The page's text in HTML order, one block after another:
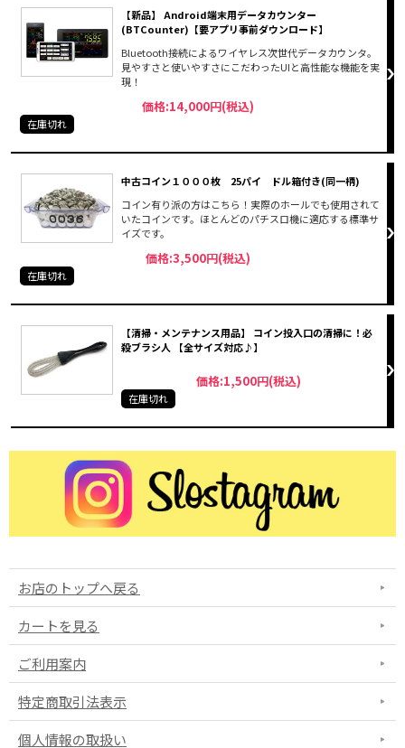
【新品】 Android端末用データカウンター
(BTCounter)【要アプリ事前ダウンロード】
Bluetooth接続によるワイヤレス次世代データカウンタ。
見やすさと使いやすさにこだわったUIと高性能な機能を実
現！
価格:14,000円(税込)
在庫切れ
中古コイン１０００枚 25パイ ドル箱付き(同一柄)
コイン有り派の方はこちら！実際のホールでも使用されて
いたコインです。ほとんどのパチスロ機に適応する標準サ
イズです。
価格:3,500円(税込)
在庫切れ
【清掃・メンテナンス用品】 コイン投入口の清掃に！必
殺ブラシ人 【全サイズ対応♪】
価格:1,500円(税込)
在庫切れ
お店のトップへ戻る
カートを見る
ご利用案内
特定商取引法表示
個人情報の取扱い